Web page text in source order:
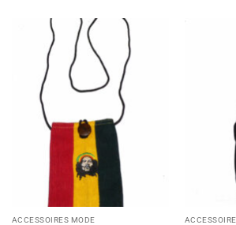
ACCESSOIRES MODE